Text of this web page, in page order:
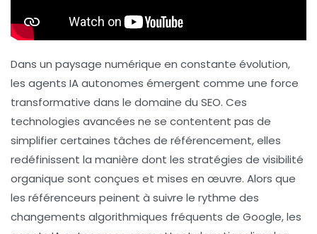
Dans un paysage numérique en constante évolution,
les agents IA autonomes émergent comme une force
transformative dans le domaine du SEO. Ces
technologies avancées ne se contentent pas de
simplifier certaines tâches de référencement, elles
redéfinissent la manière dont les stratégies de visibilité
organique sont conçues et mises en œuvre. Alors que
les référenceurs peinent à suivre le rythme des
changements algorithmiques fréquents de Google, les